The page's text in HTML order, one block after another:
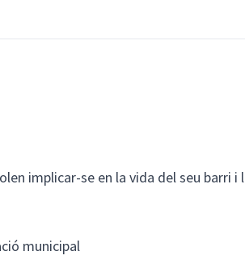
implicar-se en la vida del seu barri i
municipal